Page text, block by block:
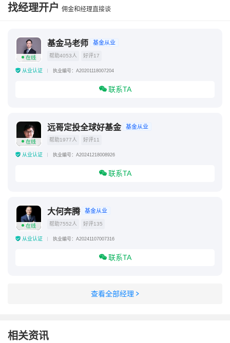
找经理开户 佣金和经理直接谈
在线
基金马老师 基金从业
帮助4053人 好评17
从业认证 执业编号：A20201118007204
联系TA
在线
远哥定投全球好基金 基金从业
帮助1977人 好评11
从业认证 执业编号：A20241218008926
联系TA
在线
大何奔腾 基金从业
帮助7552人 好评135
从业认证 执业编号：A20241107007316
联系TA
查看全部经理
相关资讯